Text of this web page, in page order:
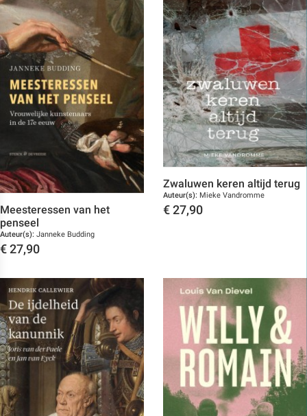
Meesteressen van het
penseel
Auteur(s): Janneke Budding
€ 27,90
Zwaluwen keren altijd terug
Auteur(s): Mieke Vandromme
€ 27,90